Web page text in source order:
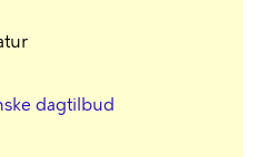
dagtilbud